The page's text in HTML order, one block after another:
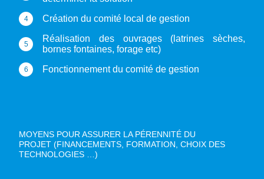
Création du comité local de gestion
Réalisation des ouvrages (latrines sèches,
bornes fontaines, forage etc)
Fonctionnement du comité de gestion
MOYENS POUR ASSURER LA PÉRENNITÉ DU
PROJET (FINANCEMENTS, FORMATION, CHOIX DES
TECHNOLOGIES …)